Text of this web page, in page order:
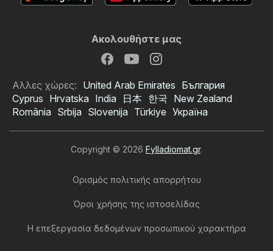
Ακολουθήστε μας
Αλλες χώρες: United Arab Emirates България
Cyprus Hrvatska India 日本 한국 New Zealand
România Srbija Slovenija Türkiye Україна
Copyright © 2026 Fylladiomat.gr.
Ορισμός πολιτικής απορρήτου
Όροι χρήσης της ιστοσελίδας
Η επεξεργασία δεδομένων προσωπικού χαρακτήρα